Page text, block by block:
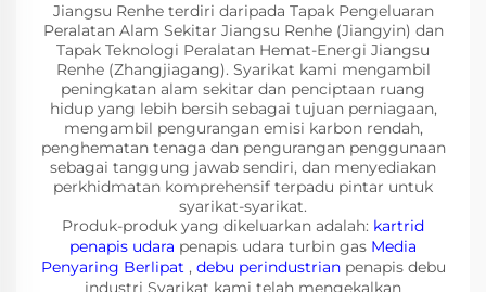
Jiangsu Renhe terdiri daripada Tapak Pengeluaran
Peralatan Alam Sekitar Jiangsu Renhe (Jiangyin) dan
Tapak Teknologi Peralatan Hemat-Energi Jiangsu
Renhe (Zhangjiagang). Syarikat kami mengambil
peningkatan alam sekitar dan penciptaan ruang
hidup yang lebih bersih sebagai tujuan perniagaan,
mengambil pengurangan emisi karbon rendah,
penghematan tenaga dan pengurangan penggunaan
sebagai tanggung jawab sendiri, dan menyediakan
perkhidmatan komprehensif terpadu pintar untuk
syarikat-syarikat.
Produk-produk yang dikeluarkan adalah: kartrid
penapis udara penapis udara turbin gas Media
Penyaring Berlipat , debu perindustrian penapis debu
industri Syarikat kami telah mengekalkan